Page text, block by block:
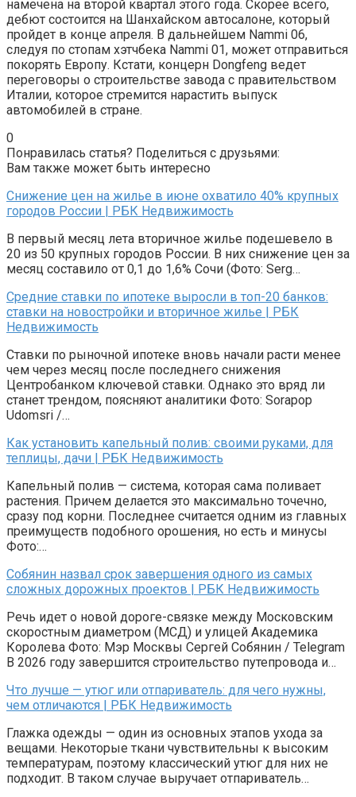
намечена на второй квартал этого года. Скорее всего,
дебют состоится на Шанхайском автосалоне, который
пройдет в конце апреля. В дальнейшем Nammi 06,
следуя по стопам хэтчбека Nammi 01, может отправиться
покорять Европу. Кстати, концерн Dongfeng ведет
переговоры о строительстве завода с правительством
Италии, которое стремится нарастить выпуск
автомобилей в стране.
0
Понравилась статья? Поделиться с друзьями:
Вам также может быть интересно
Снижение цен на жилье в июне охватило 40% крупных
городов России | РБК Недвижимость
В первый месяц лета вторичное жилье подешевело в
20 из 50 крупных городов России. В них снижение цен за
месяц составило от 0,1 до 1,6% Сочи (Фото: Serg…
Средние ставки по ипотеке выросли в топ-20 банков:
ставки на новостройки и вторичное жилье | РБК
Недвижимость
Ставки по рыночной ипотеке вновь начали расти менее
чем через месяц после последнего снижения
Центробанком ключевой ставки. Однако это вряд ли
станет трендом, поясняют аналитики Фото: Sorapop
Udomsri /…
Как установить капельный полив: своими руками, для
теплицы, дачи | РБК Недвижимость
Капельный полив — система, которая сама поливает
растения. Причем делается это максимально точечно,
сразу под корни. Последнее считается одним из главных
преимуществ подобного орошения, но есть и минусы
Фото:…
Собянин назвал срок завершения одного из самых
сложных дорожных проектов | РБК Недвижимость
Речь идет о новой дороге-связке между Московским
скоростным диаметром (МСД) и улицей Академика
Королева Фото: Мэр Москвы Сергей Собянин / Telegram
В 2026 году завершится строительство путепровода и…
Что лучше — утюг или отпариватель: для чего нужны,
чем отличаются | РБК Недвижимость
Глажка одежды — один из основных этапов ухода за
вещами. Некоторые ткани чувствительны к высоким
температурам, поэтому классический утюг для них не
подходит. В таком случае выручает отпариватель…